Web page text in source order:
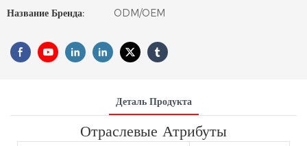
Название Бренда:
ODM/OEM
Деталь Продукта
Отраслевые Атрибуты